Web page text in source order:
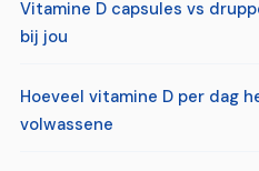
Vitamine D capsules vs
bij jou
Hoeveel vitamine D per dag
volwassene